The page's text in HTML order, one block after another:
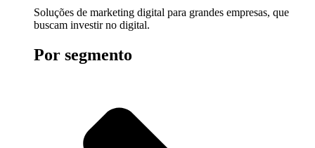
Soluções de marketing digital para grandes empresas, que
buscam investir no digital.
Por segmento